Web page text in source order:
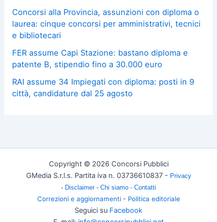
Concorsi alla Provincia, assunzioni con diploma o
laurea: cinque concorsi per amministrativi, tecnici
e bibliotecari
FER assume Capi Stazione: bastano diploma e
patente B, stipendio fino a 30.000 euro
RAI assume 34 Impiegati con diploma: posti in 9
città, candidature dal 25 agosto
Copyright © 2026 Concorsi Pubblici
GMedia S.r.l.s. Partita iva n. 03736610837 - Privacy
- Disclaimer - Chi siamo - Contatti
Correzioni e aggiornamenti- Politica editoriale
Seguici su Facebook